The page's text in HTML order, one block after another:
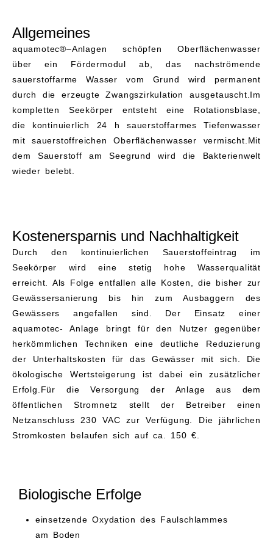
Allgemeines
aquamotec®–Anlagen schöpfen Oberflächenwasser
über ein Fördermodul ab, das nachströmende
sauerstoffarme Wasser vom Grund wird permanent
durch die erzeugte Zwangszirkulation ausgetauscht.Im
kompletten Seekörper entsteht eine Rotationsblase,
die kontinuierlich 24 h sauerstoffarmes Tiefenwasser
mit sauerstoffreichen Oberflächenwasser vermischt.Mit
dem Sauerstoff am Seegrund wird die Bakterienwelt
wieder belebt.
Kostenersparnis und Nachhaltigkeit
Durch den kontinuierlichen Sauerstoffeintrag im
Seekörper wird eine stetig hohe Wasserqualität
erreicht. Als Folge entfallen alle Kosten, die bisher zur
Gewässersanierung bis hin zum Ausbaggern des
Gewässers angefallen sind. Der Einsatz einer
aquamotec- Anlage bringt für den Nutzer gegenüber
herkömmlichen Techniken eine deutliche Reduzierung
der Unterhaltskosten für das Gewässer mit sich. Die
ökologische Wertsteigerung ist dabei ein zusätzlicher
Erfolg.Für die Versorgung der Anlage aus dem
öffentlichen Stromnetz stellt der Betreiber einen
Netzanschluss 230 VAC zur Verfügung. Die jährlichen
Stromkosten belaufen sich auf ca. 150 €.
Biologische Erfolge
einsetzende Oxydation des Faulschlammes
am Boden